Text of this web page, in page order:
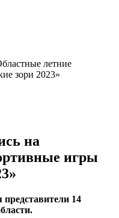
летние
зори 2023»
на
игры
представители 14